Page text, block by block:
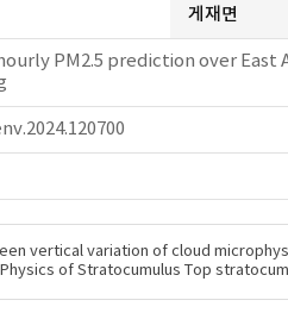
게재면
PM2.5 prediction over
vertical variation of cloud
of Stratocumulus Top